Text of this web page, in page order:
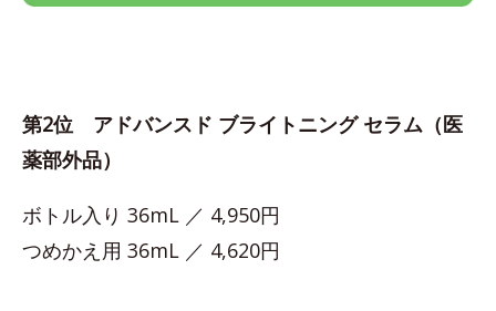
第2位 アドバンスド ブライトニング セラム（医
薬部外品）
ボトル入り 36mL ／ 4,950円
つめかえ用 36mL ／ 4,620円